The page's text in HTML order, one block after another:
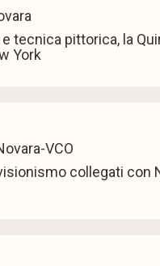
tecnica pittorica, la
York
VCO
collegati con